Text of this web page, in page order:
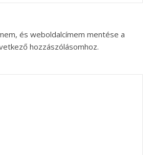
és weboldalcímem mentése a
hozzászólásomhoz.